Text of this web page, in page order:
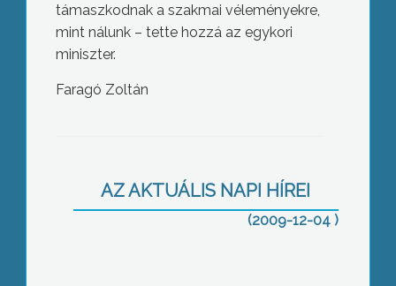
támaszkodnak a szakmai véleményekre,
mint nálunk – tette hozzá az egykori
miniszter.
Faragó Zoltán
AZ AKTUÁLIS NAPI HÍREI
(2009-12-04 )
felelős vezetők eszmecseréje volt az